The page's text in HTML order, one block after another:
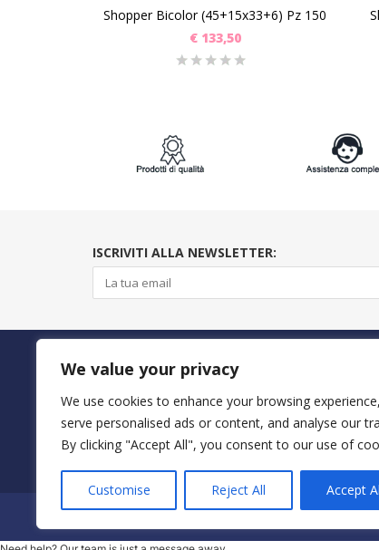
We value your privacy
We use cookies to enhance your browsing experience,
serve personalised ads or content, and analyse our
By clicking "Accept All", you consent to our use of
Customise Reject All Accept
SCEGLI
Shopper Bicolor (45+15x33+6) Pz 150
€133,50
ISCRIVITI ALLA NEWSLETTER:
PAGAMENTI SICURI CON